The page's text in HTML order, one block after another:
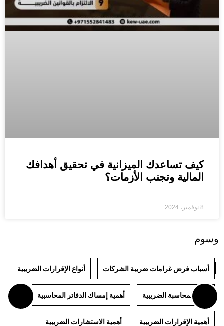
كيف تساعدك الميزانية في تحقيق أهدافك
المالية وتجنب الأزمات؟
8 نوفمبر، 2024
وسوم
أسباب فرض غرامات ضريبة الشركات أنواع الإقرارات الضريبية
أنواع المحاسبة الضريبية أهمية إمساك الدفاتر المحاسبية
أهمية الإقرارات الضريبية أهمية الاستشارات الضريبية